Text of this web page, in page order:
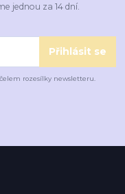
jednou za 14 dní.
Přihlásit se
rozesílky newsletteru.